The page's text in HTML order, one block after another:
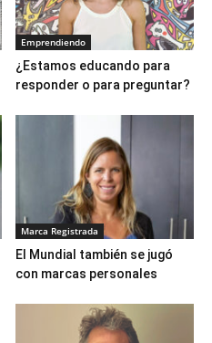
Emprendiendo
¿Estamos educando para
responder o para preguntar?
Marca Registrada
El Mundial también se jugó
con marcas personales